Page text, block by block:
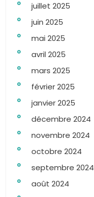
juillet 2025
juin 2025
mai 2025
avril 2025
mars 2025
février 2025
janvier 2025
décembre 2024
novembre 2024
octobre 2024
septembre 2024
août 2024